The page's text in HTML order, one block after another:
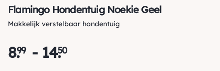
Flamingo Hondentuig Noekie Geel
Makkelijk verstelbaar hondentuig
8.
99 - 14.
50